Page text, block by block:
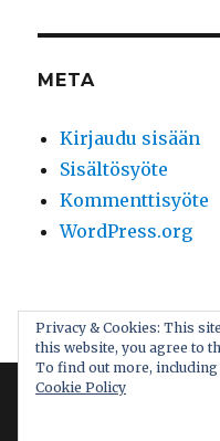
META
Kirjaudu sisään
Sisältösyöte
Kommenttisyöte
WordPress.org
Maistelun maailma
Privacy & Cookies: This
this website, you agree to
To find out more,
Cookie Policy